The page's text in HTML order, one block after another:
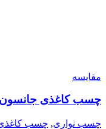
مقایسه
چسب کاغذی جانسون 2.5 سانت
چسب نواری, چسب